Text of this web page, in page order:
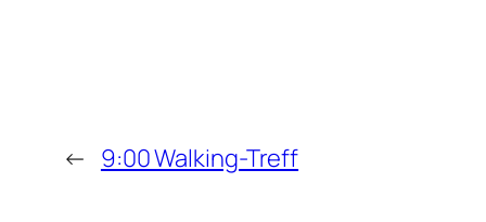
← 9:00 Walking-Treff